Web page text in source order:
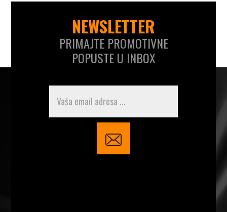
NEWSLETTER
PRIMAJTE PROMOTIVNE
POPUSTE U INBOX